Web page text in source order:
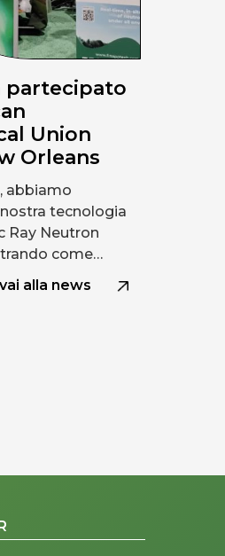
partecipato
Union
Orleans
abbiamo
tecnologia
Ray Neutron
come…
vai alla news